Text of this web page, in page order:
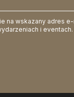
na wskazany adres
i